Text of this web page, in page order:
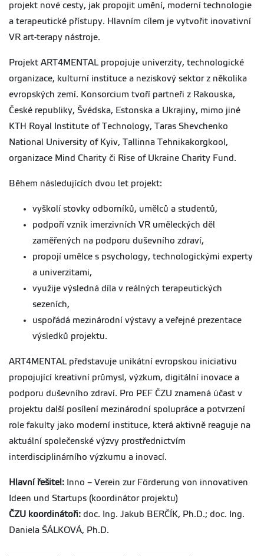
projekt nové cesty, jak propojit umění, moderní technologie
a terapeutické přístupy. Hlavním cílem je vytvořit inovativní
VR art-terapy nástroje.
Projekt ART4MENTAL propojuje univerzity, technologické
organizace, kulturní instituce a neziskový sektor z několika
evropských zemí. Konsorcium tvoří partneři z Rakouska,
České republiky, Švédska, Estonska a Ukrajiny, mimo jiné
KTH Royal Institute of Technology, Taras Shevchenko
National University of Kyiv, Tallinna Tehnikakorgkool,
organizace Mind Charity či Rise of Ukraine Charity Fund.
Během následujících dvou let projekt:
vyškolí stovky odborníků, umělců a studentů,
podpoří vznik imerzivních VR uměleckých děl
zaměřených na podporu duševního zdraví,
propojí umělce s psychology, technologickými experty
a univerzitami,
využije výsledná díla v reálných terapeutických
sezeních,
uspořádá mezinárodní výstavy a veřejné prezentace
výsledků projektu.
ART4MENTAL představuje unikátní evropskou iniciativu
propojující kreativní průmysl, výzkum, digitální inovace a
podporu duševního zdraví. Pro PEF ČZU znamená účast v
projektu další posílení mezinárodní spolupráce a potvrzení
role fakulty jako moderní instituce, která aktivně reaguje na
aktuální společenské výzvy prostřednictvím
interdisciplinárního výzkumu a inovací.
Hlavní řešitel: Inno – Verein zur Förderung von innovativen
Ideen und Startups (koordinátor projektu)
ČZU koordinátoři: doc. Ing. Jakub BERČÍK, Ph.D.; doc. Ing.
Daniela ŠÁLKOVÁ, Ph.D.